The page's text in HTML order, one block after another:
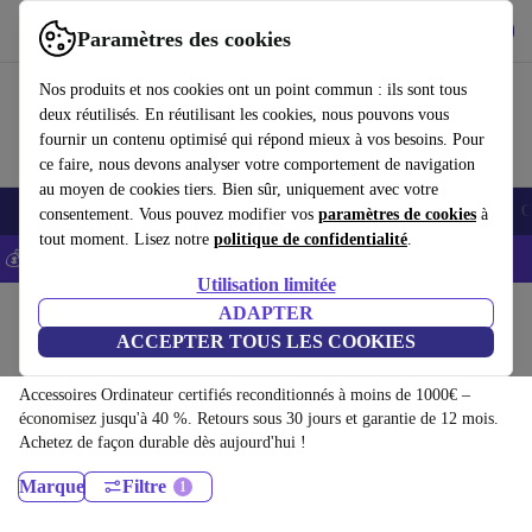
Paramètres des cookies
Nos produits et nos cookies ont un point commun : ils sont tous
deux réutilisés. En réutilisant les cookies, nous pouvons vous
fournir un contenu optimisé qui répond mieux à vos besoins. Pour
ce faire, nous devons analyser votre comportement de navigation
au moyen de cookies tiers. Bien sûr, uniquement avec votre
consentement. Vous pouvez modifier vos paramètres de cookies à
tout moment. Lisez notre politique de confidentialité.
Utilisation limitée
ADAPTER
ACCEPTER TOUS LES COOKIES
Utilisez refurbed rapidement et facilement
Smartphones Laptops Tablettes Montres connectées Accessoires
💰-5% EXTRA sur les iPhones – Code: IPHONEDEAL -
Accessoires Ordinateur:
Accessoires Ordinateur certifiés reconditionnés à moins de 1000€ –
économisez jusqu'à 40 %. Retours sous 30 jours et garantie de 12 mois.
Achetez de façon durable dès aujourd'hui !
Marque Filtre